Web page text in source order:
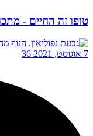
טופו זה החיים -
7 אוגוסט, 2021 36